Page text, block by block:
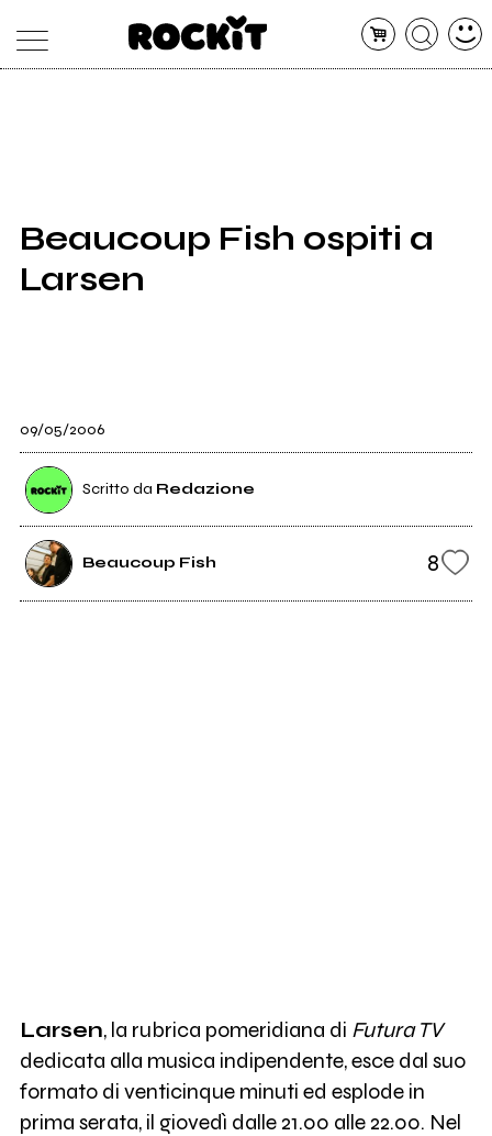
SHOP
RADIO
Beaucoup Fish ospiti a
Larsen
09/05/2006
Scritto da Redazione
Beaucoup Fish 8
Larsen, la rubrica pomeridiana di Futura TV
dedicata alla musica indipendente, esce dal suo
formato di venticinque minuti ed esplode in
prima serata, il giovedì dalle 21.00 alle 22.00. Nel